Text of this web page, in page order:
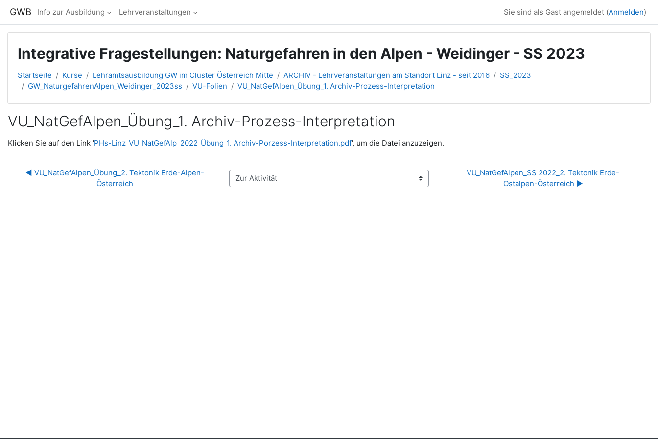
GWB Info zur Ausbildung Lehrveranstaltungen Sie sind als Gast angemeldet (Anmelden)
Integrative Fragestellungen: Naturgefahren in den Alpen - Weidinger - SS 2023
Startseite Kurse Lehramtsausbildung GW im Cluster Österreich Mitte ARCHIV - Lehrveranstaltungen am Standort Linz - seit 2016
SS_2023
GW_NaturgefahrenAlpen_Weidinger_2023ss
VU-Folien VU_NatGefAlpen_Übung_1. Archiv-Prozess-Interpretation
VU_NatGefAlpen_Übung_1. Archiv-Prozess-Interpretation
Abschlussbedingungen
Klicken Sie auf den Link 'PHs-Linz_VU_NatGefAlp_2022_Übung_1. Archiv-Porzess-Interpretation.pdf', um die Datei anzuzeigen.
◀︎ VU_NatGefAlpen_Übung_2. Tektonik Erde-Alpen-
Österreich
Zur Aktivität
VU_NatGefAlpen_SS 2022_2. Tektonik Erde-
Ostalpen-Österreich ▶︎